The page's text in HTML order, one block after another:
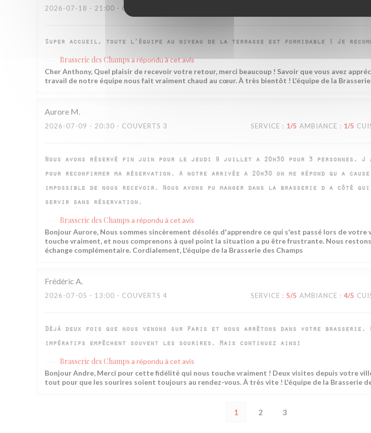
2026-07-18 - 21:00 - COUVERTS 3
Super accueil, toute l’équipe au niveau de la terrasse est formidable ! Je
Brasserie des Champs a répondu à cet avis
Cher Anthony, Quel plaisir de recevoir votre retour, merci beaucoup ! Savoir que vous avez
travail de notre équipe nous fait vraiment chaud au cœur. À très bientôt ! L'équipe de la Brasserie
Aurore M
2026-07-09 - 20:30 - COUVERTS 3 SERVICE : 1/5 AMBIANCE : 1/5
Nous avons réservé fin juin pour le jeudi 9 juillet a 20h30 pour 3 personnes.
pour reconfirmer ma réservation. A notre arrivée a 20h30 on me répond qu a
impossible de nous recevoir. Nous avons pu manger dans la brasserie d a côté
servir sans réservation.
Brasserie des Champs a répondu à cet avis
Bonjour Aurore, Nous sommes sincèrement désolés d'apprendre ce qui s'est passé lors de votre
touche vraiment, et nous comprenons à quel point la situation a pu être frustrante. Nous
échange complémentaire. Cordialement, L'équipe de la Brasserie des Champs
Frédéric A
2026-07-05 - 13:00 - COUVERTS 4 SERVICE : 5/5 AMBIANCE : 4/5
Déjà deux fois que nous venons sur Paris et nous arrêtons dans votre brasserie.
impératifs empêchent souvent les sourires. Mais continuez ainsi
Brasserie des Champs a répondu à cet avis
Bonjour Andre, Merci pour cette fidélité qui nous touche vraiment ! Deux visites depuis votre
tout pour que les sourires soient toujours au rendez-vous. À très vite ! L'équipe de la Brasserie
1 2 3